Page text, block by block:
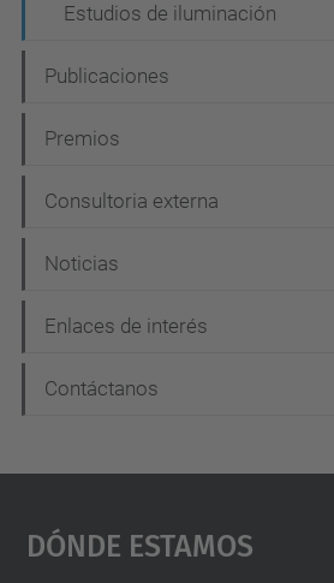
n
Estudios de iluminación
Publicaciones
Premios
Consultoria externa
Noticias
Enlaces de interés
Contáctanos
Dónde Estamos